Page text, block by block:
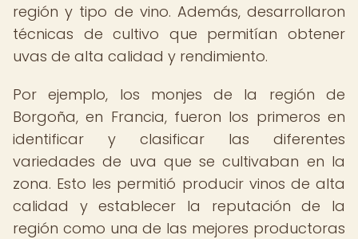
región y tipo de vino. Además, desarrollaron
técnicas de cultivo que permitían obtener
uvas de alta calidad y rendimiento.
Por ejemplo, los monjes de la región de
Borgoña, en Francia, fueron los primeros en
identificar y clasificar las diferentes
variedades de uva que se cultivaban en la
zona. Esto les permitió producir vinos de alta
calidad y establecer la reputación de la
región como una de las mejores productoras